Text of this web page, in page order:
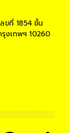
ลขที่ 1854 ชั้น
รุงเทพฯ 10260